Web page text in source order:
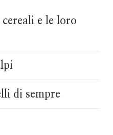
e le loro
di sempre